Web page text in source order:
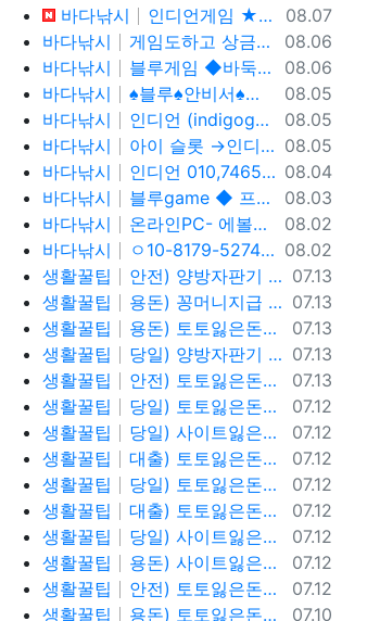
등록일
08.07
바다낚시
인디언게임 ★fefas.net★와일드홀덤 토너먼트 섹­시카­지노뉴카­지노 아이 슬롯 아시아슬­롯 i-slot슬­롯
등록일
08.06
바다낚시
게임도하고 상금도받자! 0１O=7465 = 3464 인디언 홀덤 블루게임
등록일
08.06
바다낚시
블루게임 ◆바둑이 와일드홀덤 토너먼트◆ pshotgam.com ◆코인충전/테더/USDT가능◆블루게임◆ 온라인 실전 blue바 둑 이.
등록일
08.05
바다낚시
♠블루♠안비서♠ㅇ10,81,79,52,74 (blue) 바이브게임
등록일
08.05
바다낚시
인디언 (indigogame) 콜센터. holdemSITE.문의: ㅋㅏ톡 / 텔ㄹㅔ : T S T 3 6 5
등록일
08.05
바다낚시
아이 슬롯 →인디언홀덤게임 0. 10.81.7 9.→5.2.7.4%
등록일
08.04
바다낚시
인디언 010,7465,3464 (indigo-game) 콜센터.
등록일
08.03
바다낚시
블루game ◆ 프라그마틱 슬 롯 & 에 볼 루 션 ◆ BLUE C A S I N O ◆ 바 둑 이 | 홀 덤 | 바 캬 라 | 슬 롯 | 맞 고 ◆가입 코드 : 안비서◆
등록일
08.02
바다낚시
온라인PC- 에볼루션슬롯 - 블루게임 WWW.fefas.net 아이슬롯아시아
등록일
08.02
바다낚시
ㅇ10-8179-5274 블루게임 fefas.net 바이브게임
등록일
07.13
생활꿀팁
안전) 양방자판기 토토반환신청 텔레@ybcs24
등록일
07.13
생활꿀팁
용돈) 꽁머니지급 토토빚복구 텔레@ybcs24
등록일
07.13
생활꿀팁
용돈) 토토잃은돈반환 토토잃은돈복구 텔레@ybcs24
등록일
07.13
생활꿀팁
당일) 양방자판기 토토반환신청 텔레@ybcs24
등록일
07.13
생활꿀팁
안전) 토토잃은돈반환 토토잃은돈복구 텔레@ybcs24
등록일
07.12
생활꿀팁
당일) 토토잃은돈반환 토토잃은돈복구 텔레@ybcs24
등록일
07.12
생활꿀팁
당일) 사이트잃은돈반환 사이트잃은돈복구 텔레@ybcs24
등록일
07.12
생활꿀팁
대출) 토토잃은돈반환 토토잃은돈복구 텔레@ybcs24
등록일
07.12
생활꿀팁
당일) 토토잃은돈반환 토토잃은돈복구 텔레@ybcs24
등록일
07.12
생활꿀팁
대출) 토토잃은돈반환 토토잃은돈복구 텔레@ybcs24
등록일
07.12
생활꿀팁
당일) 사이트잃은돈반환 사이트잃은돈복구 텔레@ybcs24
등록일
07.12
생활꿀팁
용돈) 사이트잃은돈반환 사이트잃은돈복구 텔레@ybcs24
등록일
07.12
생활꿀팁
안전) 토토잃은돈반환 텔레@ybcs24
등록일
07.10
생활꿀팁
용돈) 토토잃은돈반환 텔레@ybcs24